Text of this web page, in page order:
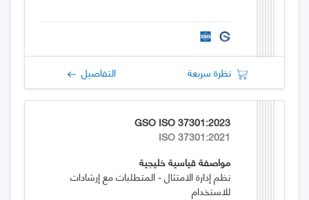
نظرة سريعة التفاصيل
GSO ISO 37301:2023
ISO 37301:2021
مواصفة قياسية خليجية
نظم إدارة الامتثال - المتطلبات مع إرشادات
للاستخدام